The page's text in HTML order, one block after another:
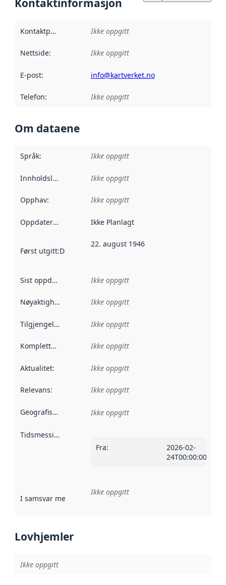
Kontaktinformasjon
Kontaktpunkt Ikke oppgitt
Nettside: Ikke oppgitt
E-post: info@kartverket.no
Telefon: Ikke oppgitt
Om dataene
Språk: Ikke oppgitt
Innholdsleverandører :
Ikke oppgitt
Opphav: Ikke oppgitt
Oppdateringsfrekvens :
Ikke Planlagt
Først utgitt:Denne datoen sier når dataene i dette
22. august 1946
Sist oppdatert Ikke oppgitt
Nøyaktighet Ikke oppgitt
Tilgjengelighet Ikke oppgitt
Kompletthet Ikke oppgitt
Aktualitet: Ikke oppgitt
Relevans: Ikke oppgitt
Geografisk avgrensning :
Ikke oppgitt
Tidsmessig avgrensning
Fra:
2026-02-
24T00:00:00Z
I samsvar med Referanse til en implementasjonsregel
Ikke oppgitt
Lovhjemler
Ikke oppgitt